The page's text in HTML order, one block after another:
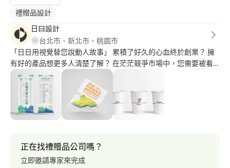
禮贈品設計
日曰設計
台北市、新北市、桃園市
「日日用視覺替您說動人故事」 累積了好久的心血終於創業？ 擁
有好的產品想更多人清楚了解？ 在茫茫競爭市場中，您需要被看
見，再被好好了解。 讓我們用簡而有力的視覺，透過討論、理解
消費者體驗流程，讓您的優勢被看見。 [在業界製作許多作品不便
在此上傳，如需看更多作品可另外聯絡] -品牌設計/LOGO設計/文
宣設計/EDM設計 -廣告概念發想/粉絲團代管/平面設計包月 只要您
被看見，是我們的感動與努力來源。 設計師更多作品&來信聯絡更
正在找禮贈品公司嗎？
立即邀請專家來完成